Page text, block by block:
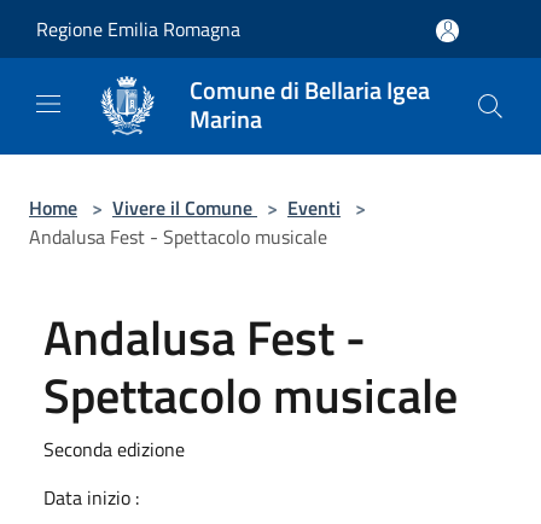
Regione Emilia Romagna
Comune di Bellaria Igea
Marina
Home > Vivere il Comune > Eventi >
Andalusa Fest - Spettacolo musicale
Andalusa Fest -
Spettacolo musicale
Seconda edizione
Data inizio :